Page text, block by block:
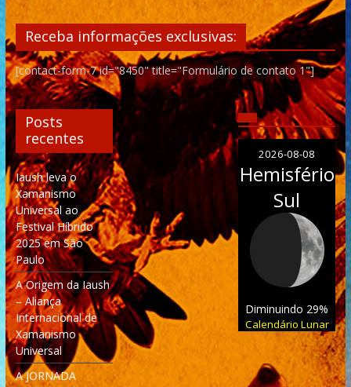
Receba informações exclusivas:
[contact-form-7 id="8450" title="Formulário de contato 1"]
Posts
recentes
Iaush leva o
Xamanismo
Universal ao
Festival Híbrido
2025 em São
Paulo
A Origem da Iaush
– Aliança
Internacional de
Xamanismo
Universal
A JORNADA
2026-08-08
Hemisfério
Sul
Diminuindo 29%
Calendário Lunar